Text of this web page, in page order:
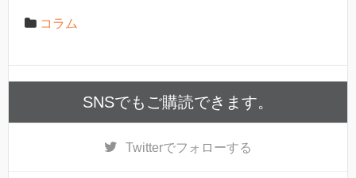
コラム
SNSでもご購読できます。
Twitterでフォローする